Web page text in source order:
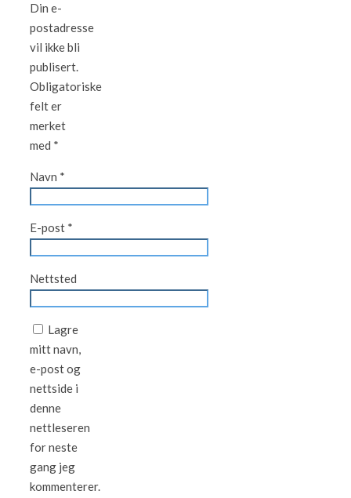
Din e-
postadresse
vil ikke bli
publisert.
Obligatoriske
felt er
merket
med *
Navn *
E-post *
Nettsted
Lagre
mitt navn,
e-post og
nettside i
denne
nettleseren
for neste
gang jeg
kommenterer.